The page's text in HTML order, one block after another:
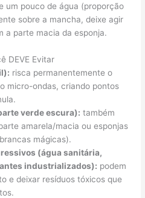
um pouco de água (proporção
sobre a mancha, deixe agir
a parte macia da esponja.
DEVE Evitar
risca permanentemente o
micro-ondas, criando pontos
verde escura): também
amarela/macia ou esponjas
mágicas).
(água sanitária,
industrializados): podem
e deixar resíduos tóxicos que